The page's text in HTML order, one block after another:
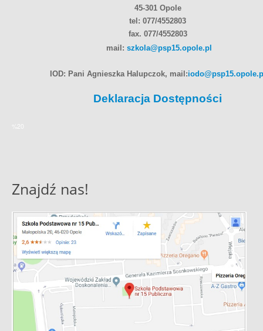
45-301 Opole
tel: 077/4552803
fax. 077/4552803
mail: szkola@psp15.opole.pl
IOD: Pani Agnieszka Halupczok, mail:
Deklaracja Dostępności
Znajdź nas!